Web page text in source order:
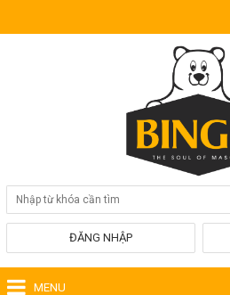
ĐĂNG NHẬP
MENU